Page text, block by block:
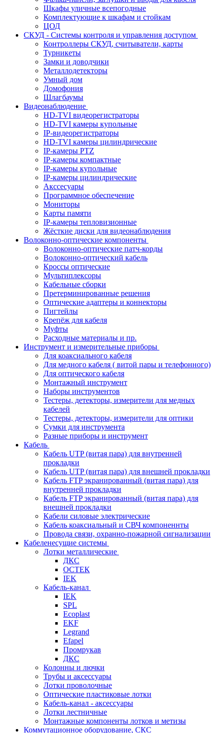
Шкафы уличные всепогодные
Комплектующие к шкафам и стойкам
ЦОД
СКУД - Системы контроля и управления доступом
Контроллеры СКУД, считыватели, карты
Турникеты
Замки и доводчики
Металлодетекторы
Умный дом
Домофония
Шлагбаумы
Видеонаблюдение
HD-TVI видеорегистраторы
HD-TVI камеры купольные
IP-видеорегистраторы
HD-TVI камеры цилиндрические
IP-камеры PTZ
IP-камеры компактные
IP-камеры купольные
IP-камеры цилиндрические
Акссесуары
Программное обеспечение
Мониторы
Карты памяти
IP-камеры тепловизионные
Жёсткие диски для видеонаблюдения
Волоконно-оптические компоненты
Волоконно-оптические патч-корды
Волоконно-оптический кабель
Кроссы оптические
Мультиплексоры
Кабельные сборки
Претерминированные решения
Оптические адаптеры и коннекторы
Пигтейлы
Крепёж для кабеля
Муфты
Расходные материалы и пр.
Инструмент и измерительные приборы
Для коаксиального кабеля
Для медного кабеля ( витой пары и телефонного)
Для оптического кабеля
Монтажный инструмент
Наборы инструментов
Тестеры, детекторы, измерители для медных
кабелей
Тестеры, детекторы, измерители для оптики
Сумки для инструмента
Разные приборы и инструмент
Кабель
Кабель UTP (витая пара) для внутренней
прокладки
Кабель UTP (витая пара) для внешней прокладки
Кабель FTP экранированный (витая пара) для
внутренней прокладки
Кабель FTP экранированный (витая пара) для
внешней прокладки
Кабели силовые электрические
Кабель коаксиальный и СВЧ компоненнты
Провода связи, охранно-пожарной сигнализации
Кабеленесущие системы
Лотки металлические
ДКС
ОСТЕК
IEK
Кабель-канал
IEK
SPL
Ecoplast
EKF
Legrand
Efapel
Промрукав
ДКС
Колонны и лючки
Трубы и аксессуары
Лотки проволочные
Оптические пластиковые лотки
Кабель-канал - аксессуары
Лотки лестничные
Монтажные компоненты лотков и метизы
Коммутационное оборудование, СКС